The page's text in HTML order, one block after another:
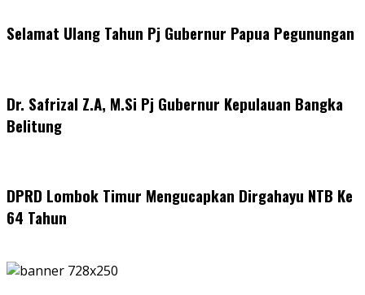
Selamat Ulang Tahun Pj Gubernur Papua Pegunungan
Dr. Safrizal Z.A, M.Si Pj Gubernur Kepulauan Bangka
Belitung
DPRD Lombok Timur Mengucapkan Dirgahayu NTB Ke
64 Tahun